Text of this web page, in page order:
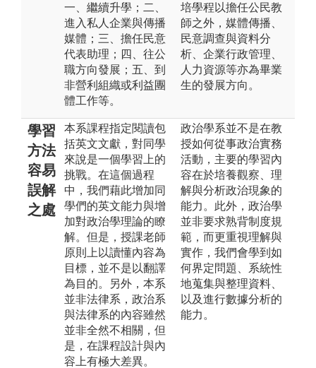
一、繼續升學；二、
進入私人企業與傳播
媒體；三、擔任民意
代表助理；四、往公
職方向發展；五、到
非營利組織或利益團
體工作等。
培學程以擔任公民教
師之外，媒體傳播、
民意調查與資料分
析、企業行政管理、
人力資源等亦為畢業
生的發展方向。
學習
方法
容易
誤解
之處
本系課程指定閱讀包
括英文文獻，對同學
來說是一個學習上的
挑戰。在這個過程
中，我們藉此增加同
學們的英文能力與增
加對政治學理論的瞭
解。但是，授課老師
原則上以讀懂內容為
目標，並不是以翻譯
為目的。另外，本系
並非法律系，政治系
與法律系的內容雖然
並非全然不相關，但
是，在課程設計與內
容上有極大差異。
政治學系並不是在教
授如何從事政治實務
活動，主要的學習內
容在於培養觀察、理
解與分析政治現象的
能力。此外，政治學
並非要求熟背制度規
範，而更重視理解與
實作，我們會學到如
何界定問題、系統性
地蒐集與整理資料、
以及進行數據分析的
能力。